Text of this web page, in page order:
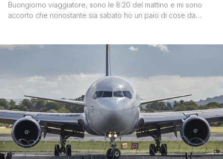
Buongiorno viaggiatore, sono le 8:20 del mattino e mi sono
accorto che nonostante sia sabato ho un paio di cose da
spagnola ha raggiunto i 100.000 fan sulla sua pagina
facebook, e per festeggiare l'evento [']